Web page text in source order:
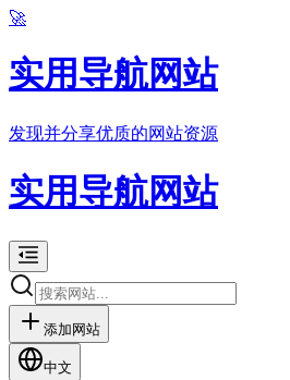
🚀
实用导航网站
发现并分享优质的网站资源
实用导航网站
添加网站
中文